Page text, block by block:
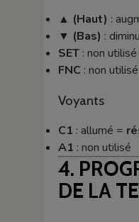
▲ (Haut) :
▼ (Bas) :
SET: non
FNC : non
Voyants
C1 : allumé =
A1 : non utilisé
4.
DE LA